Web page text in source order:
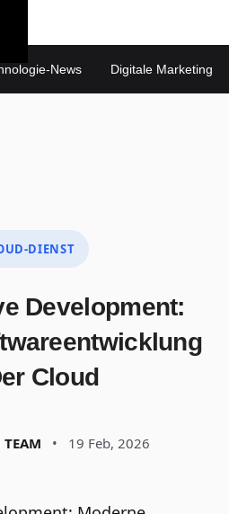
News Digitale Marketing
DIENST
Development:
Cloud
TEAM • 19 Feb, 2026